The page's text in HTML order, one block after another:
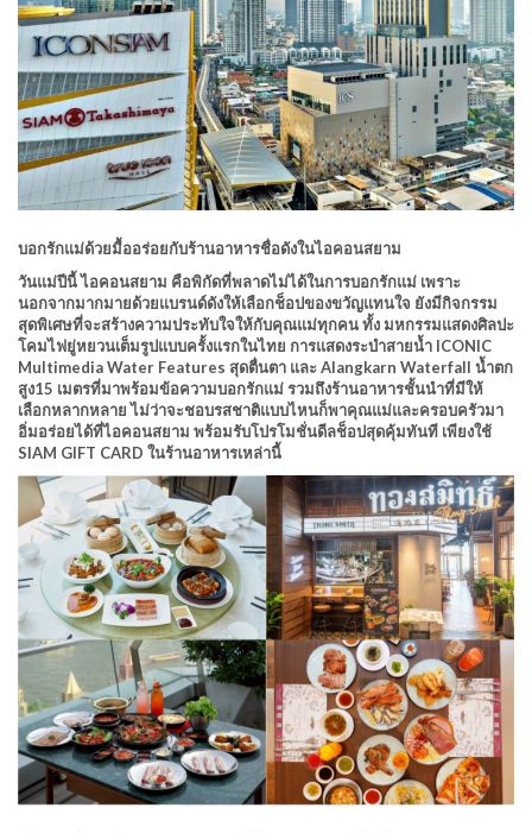
บอกรักแม่ด้วยมื้ออร่อยกับร้านอาหารชื่อดังในไอคอนสยาม
วันแม่ปีนี้ ไอคอนสยาม คือพิกัดที่พลาดไม่ได้ในการบอกรักแม่ เพราะ
นอกจากมากมายด้วยแบรนด์ดังให้เลือกช็อปของขวัญแทนใจ ยังมีกิจกรรม
สุดพิเศษที่จะสร้างความประทับใจให้กับคุณแม่ทุกคน ทั้ง มหกรรมแสดงศิลปะ
โคมไฟยู่หยวนเต็มรูปแบบครั้งแรกในไทย การแสดงระบำสายน้ำ ICONIC
Multimedia Water Features สุดตื่นตา และ Alangkarn Waterfall น้ำตก
สูง15 เมตรที่มาพร้อมข้อความบอกรักแม่ รวมถึงร้านอาหารชั้นนำที่มีให้
เลือกหลากหลาย ไม่ว่าจะชอบรสชาติแบบไหนก็พาคุณแม่และครอบครัวมา
อิ่มอร่อยได้ที่ไอคอนสยาม พร้อมรับโปรโมชั่นดีลช็อปสุดคุ้มทันที เพียงใช้
SIAM GIFT CARD ในร้านอาหารเหล่านี้